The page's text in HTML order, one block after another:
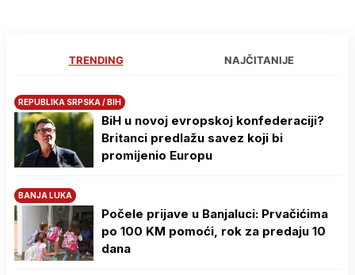
TRENDING NAJČITANIJE
REPUBLIKA SRPSKA / BIH
BiH u novoj evropskoj konfederaciji?
Britanci predlažu savez koji bi
promijenio Europu
BANJA LUKA
Počele prijave u Banjaluci: Prvačićima
po 100 KM pomoći, rok za predaju 10
dana